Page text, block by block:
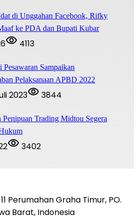
di Unggahan Facebook, Rifky
ke PDA dan Bupati Kubar
4113
Pesawaran Sampaikan
Pelaksanaan APBD 2022
2023 3844
Penipuan Trading Midtou Segera
3402
Perumahan Graha Timur, PO.
Barat, Indonesia